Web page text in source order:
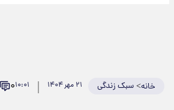
خانه>سبک زندگی ۲۱ مهر ۱۴۰۴ ۱۰:۰۱۰